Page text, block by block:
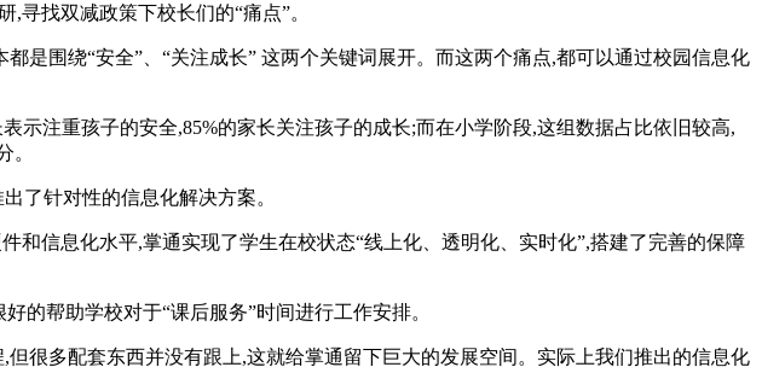
找双减政策下校长们的“痛点”。
围绕“安全”、“关注成长” 这两个关键词展开。而这两个痛点,都可以通过校园信息化
注重孩子的安全,85%的家长关注孩子的成长;而在小学阶段,这组数据占比依旧较高,
。
了针对性的信息化解决方案。
信息化水平,掌通实现了学生在校状态“线上化、透明化、实时化”,搭建了完善的保障
帮助学校对于“课后服务”时间进行工作安排。
很多配套东西并没有跟上,这就给掌通留下巨大的发展空间。实际上我们推出的信息化